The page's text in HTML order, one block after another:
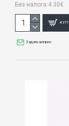
Без налога:4.30€
Задать вопрос